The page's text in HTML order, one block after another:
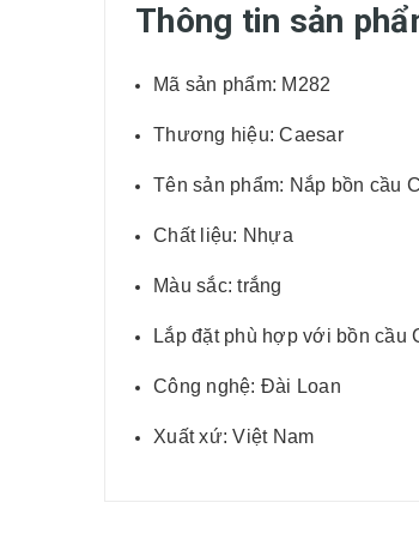
Thông tin sản
Mã sản phẩm: M282
Thương hiệu: Caesar
Tên sản phẩm: Nắp bồn cầu
Chất liệu: Nhựa
Màu sắc: trắng
Lắp đặt phù hợp với bồn cầu
Công nghệ: Đài Loan
Xuất xứ: Việt Nam